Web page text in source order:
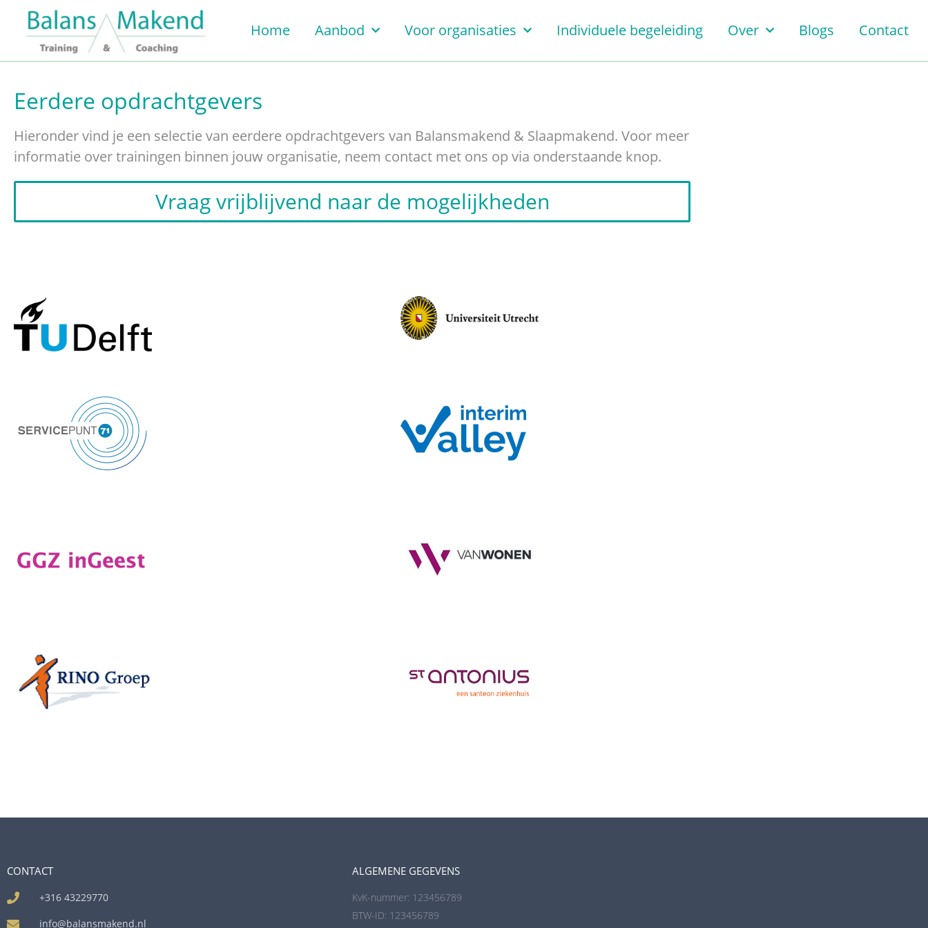
Home Aanbod Voor organisaties Individuele begeleiding Over Blogs Contact
Eerdere opdrachtgevers
Hieronder vind je een selectie van eerdere opdrachtgevers van Balansmakend & Slaapmakend. Voor meer
informatie over trainingen binnen jouw organisatie, neem contact met ons op via onderstaande knop.
Vraag vrijblijvend naar de mogelijkheden
CONTACT
+316 43229770
info@balansmakend.nl
ALGEMENE GEGEVENS
KvK-nummer: 123456789
BTW-ID: 123456789